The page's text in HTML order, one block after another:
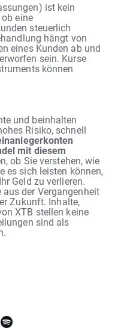
ist kein
eine
steuerlich
hängt von
eines Kunden ab und
sein. Kurse
können
und beinhalten
Risiko, schnell
mit diesem
ob Sie verstehen, wie
es sich leisten können,
Geld zu verlieren.
der Vergangenheit
Zukunft. Inhalte,
XTB stellen keine
sind als